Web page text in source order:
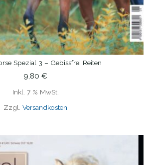
IN DEN WARENKORB
Spezial 3 – Gebissfrei Reiten
9,80 €
Inkl. 7 % MwSt.
Zzgl. Versandkosten